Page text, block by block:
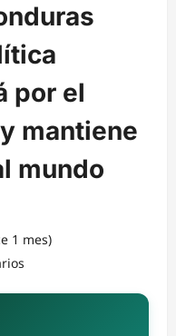
por el
mantiene
mundo
1 mes)